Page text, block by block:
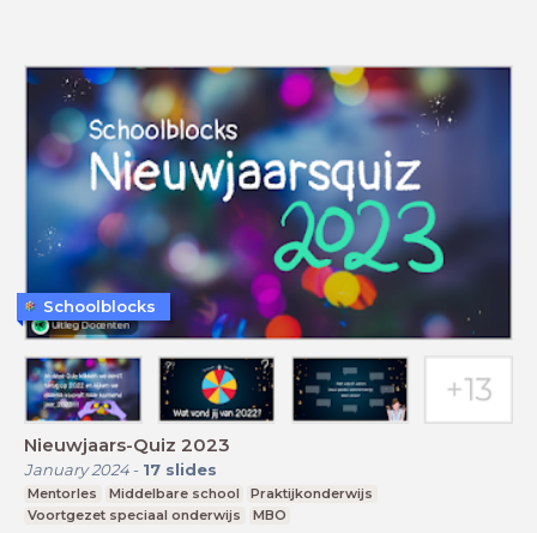
Nieuwjaars-Quiz 2023
January 2024- 17 slides
Mentorles Middelbare school
Praktijkonderwijs
Voortgezet speciaal onderwijs
MBO
Schoolblocks